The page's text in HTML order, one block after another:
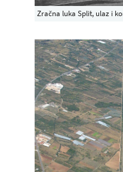
Zračna luka Split, ulaz i